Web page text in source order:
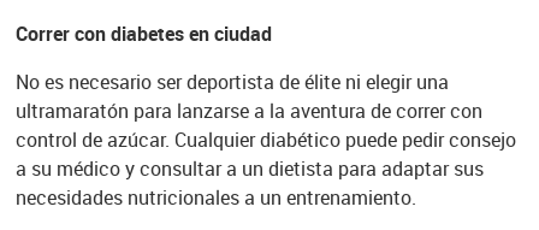
Correr con diabetes en ciudad
No es necesario ser deportista de élite ni elegir una
ultramaratón para lanzarse a la aventura de correr con
control de azúcar. Cualquier diabético puede pedir consejo
a su médico y consultar a un dietista para adaptar sus
necesidades nutricionales a un entrenamiento.